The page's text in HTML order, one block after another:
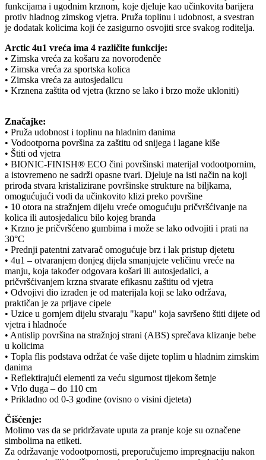
funkcijama i ugodnim krznom, koje djeluje kao učinkovita barijera
protiv hladnog zimskog vjetra. Pruža toplinu i udobnost, a svestran
je dodatak kolicima koji će zasigurno osvojiti srce svakog roditelja.
Arctic 4u1 vreća ima 4 različite funkcije:
• Zimska vreća za košaru za novorođenče
• Zimska vreća za sportska kolica
• Zimska vreća za autosjedalicu
• Krznena zaštita od vjetra (krzno se lako i brzo može ukloniti)
Značajke:
• Pruža udobnost i toplinu na hladnim danima
• Vodootporna površina za zaštitu od snijega i lagane kiše
• Štiti od vjetra
• BIONIC-FINISH® ECO čini površinski materijal vodootpornim,
a istovremeno ne sadrži opasne tvari. Djeluje na isti način na koji
priroda stvara kristalizirane površinske strukture na biljkama,
omogućujući vodi da učinkovito klizi preko površine
• 10 otora na stražnjem dijelu vreće omogućuju pričvršćivanje na
kolica ili autosjedalicu bilo kojeg branda
• Krzno je pričvršćeno gumbima i može se lako odvojiti i prati na
30°C
• Prednji patentni zatvarač omogućuje brz i lak pristup djetetu
• 4u1 – otvaranjem donjeg dijela smanjujete veličinu vreće na
manju, koja također odgovara košari ili autosjedalici, a
pričvršćivanjem krzna stvarate efikasnu zaštitu od vjetra
• Odvojivi dio izrađen je od materijala koji se lako održava,
praktičan je za prljave cipele
• Uzice u gornjem dijelu stvaraju "kapu" koja savršeno štiti dijete od
vjetra i hladnoće
• Antislip površina na stražnjoj strani (ABS) sprečava klizanje bebe
u kolicima
• Topla flis podstava održat će vaše dijete toplim u hladnim zimskim
danima
• Reflektirajući elementi za veću sigurnost tijekom šetnje
• Vrlo duga – do 110 cm
• Prikladno od 0-3 godine (ovisno o visini djeteta)
Čišćenje:
Molimo vas da se pridržavate uputa za pranje koje su označene
simbolima na etiketi.
Za održavanje vodootpornosti, preporučujemo impregnaciju nakon